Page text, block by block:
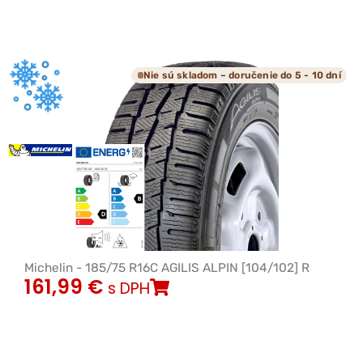
Nie sú skladom – doručenie do 5 - 10 dní
Michelin - 185/75 R16C AGILIS ALPIN [104/102] R
161,99 € s DPH